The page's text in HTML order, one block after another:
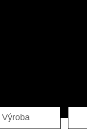
Výroba